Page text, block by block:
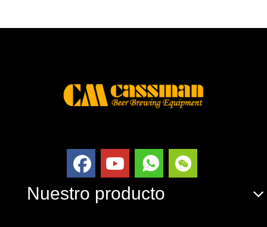
Nuestro producto